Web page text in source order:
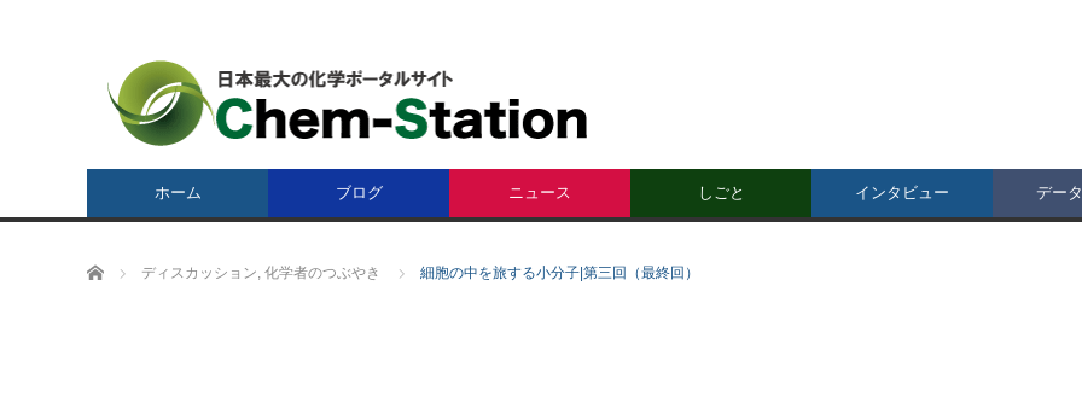
ホーム ブログ ニュース しごと インタビュー デー
ホーム ディスカッション, 化学者のつぶやき 細胞の中を旅する小分子|第三回（最終回）